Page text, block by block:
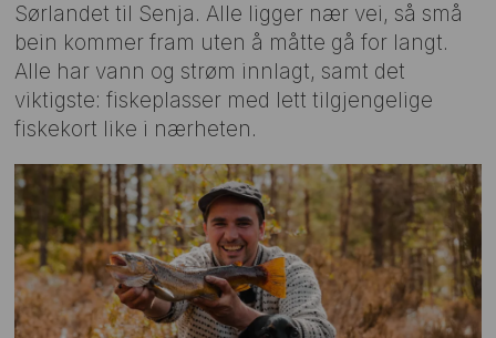
Sørlandet til Senja. Alle ligger nær vei, så små
bein kommer fram uten å måtte gå for langt.
Alle har vann og strøm innlagt, samt det
viktigste: fiskeplasser med lett tilgjengelige
fiskekort like i nærheten.